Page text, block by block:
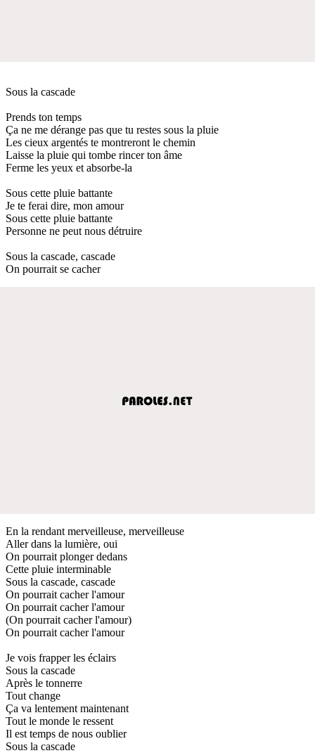
Sous la cascade
Prends ton temps
Ça ne me dérange pas que tu restes sous la pluie
Les cieux argentés te montreront le chemin
Laisse la pluie qui tombe rincer ton âme
Ferme les yeux et absorbe-la
Sous cette pluie battante
Je te ferai dire, mon amour
Sous cette pluie battante
Personne ne peut nous détruire
Sous la cascade, cascade
On pourrait se cacher
En la rendant merveilleuse, merveilleuse
Aller dans la lumière, oui
On pourrait plonger dedans
Cette pluie interminable
Sous la cascade, cascade
On pourrait cacher l'amour
On pourrait cacher l'amour
(On pourrait cacher l'amour)
On pourrait cacher l'amour
Je vois frapper les éclairs
Sous la cascade
Après le tonnerre
Tout change
Ça va lentement maintenant
Tout le monde le ressent
Il est temps de nous oublier
Sous la cascade